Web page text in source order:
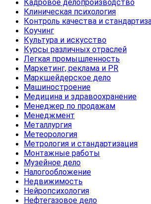
Кадровое делопроизводство
Клиническая психология
Контроль качества и
Коучинг
Культура и искусство
Курсы различных отраслей
Легкая промышленность
Маркетинг, реклама и PR
Маркшейдерское дело
Машиностроение
Медицина и здравоохранение
Менеджер по продажам
Менеджмент
Металлургия
Метеорология
Метрология и стандартизация
Монтажные работы
Музейное дело
Налогообложение
Недвижимость
Нейропсихология
Нефтегазовое дело